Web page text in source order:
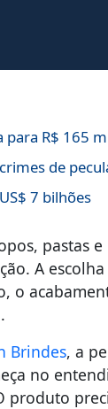
para R$ 165
de
7 bilhões
pastas
A
o
Brindes, a
no
produto